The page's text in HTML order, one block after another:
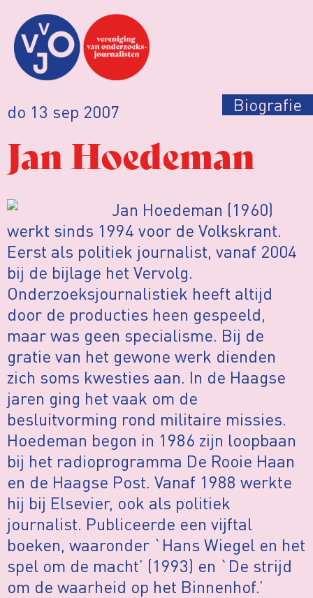
do 13 sep 2007 Biografie
Jan Hoedeman
Jan Hoedeman (1960)
werkt sinds 1994 voor de Volkskrant.
Eerst als politiek journalist, vanaf 2004
bij de bijlage het Vervolg.
Onderzoeksjournalistiek heeft altijd
door de producties heen gespeeld,
maar was geen specialisme. Bij de
gratie van het gewone werk dienden
zich soms kwesties aan. In de Haagse
jaren ging het vaak om de
besluitvorming rond militaire missies.
Hoedeman begon in 1986 zijn loopbaan
bij het radioprogramma De Rooie Haan
en de Haagse Post. Vanaf 1988 werkte
hij bij Elsevier, ook als politiek
journalist. Publiceerde een vijftal
boeken, waaronder `Hans Wiegel en het
spel om de macht’ (1993) en `De strijd
om de waarheid op het Binnenhof.’